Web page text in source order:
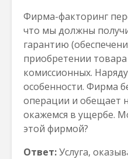
Фирма-факторинг
что мы должны
гарантию
приобретении
комиссионных.
особенности. Фирма
операции и обещает
окажемся в ущербе.
этой фирмой?
Ответ:Услуга,